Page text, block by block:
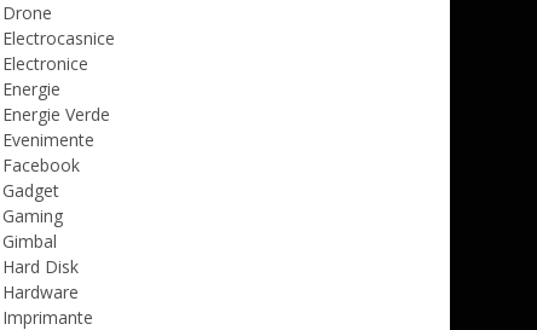
Drone
Electrocasnice
Electronice
Energie
Energie Verde
Evenimente
Facebook
Gadget
Gaming
Gimbal
Hard Disk
Hardware
Imprimante